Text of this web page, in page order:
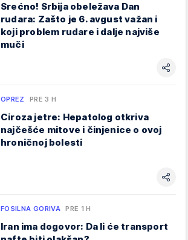
Srećno! Srbija obeležava Dan
rudara: Zašto je 6. avgust važan i
koji problem rudare i dalje najviše
muči
OPREZ PRE 3 H
Ciroza jetre: Hepatolog otkriva
najčešće mitove i činjenice o ovoj
hroničnoj bolesti
FOSILNA GORIVA PRE 1 H
Iran ima dogovor: Da li će transport